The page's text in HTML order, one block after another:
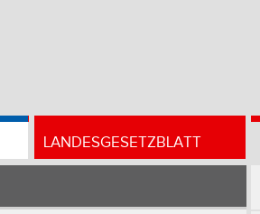
LANDESGESETZBLATT